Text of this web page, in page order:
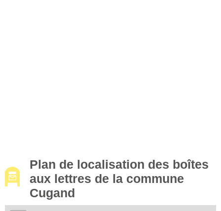
Plan de localisation des boîtes
aux lettres de la commune
Cugand